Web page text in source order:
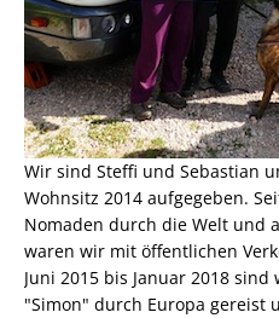
Wir sind Steffi und Sebastian
Wohnsitz 2014 aufgegeben.
Nomaden durch die Welt und
waren wir mit öffentlichen
Juni 2015 bis Januar 2018
"Simon" durch Europa gereist